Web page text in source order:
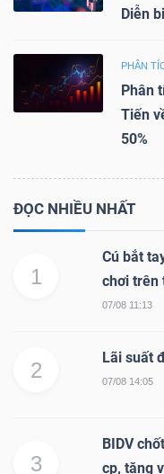
Diễn
PHÂN
Phân
Tiến
50%
ĐỌC NHIỀU NHẤT
1
Cú bắt
chơi trên
07/08 11:13
2
Lãi suất
07/08 14:05
3
BIDV
cp, tăng